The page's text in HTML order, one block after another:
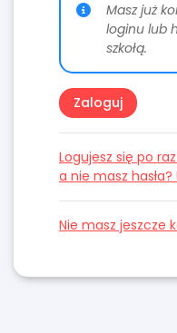
Masz już
loginu lub
szkołą.
Logujesz się po
a nie masz
Nie masz jeszcze